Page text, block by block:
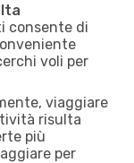
consente di
voli per
viaggiare
risulta
più
per